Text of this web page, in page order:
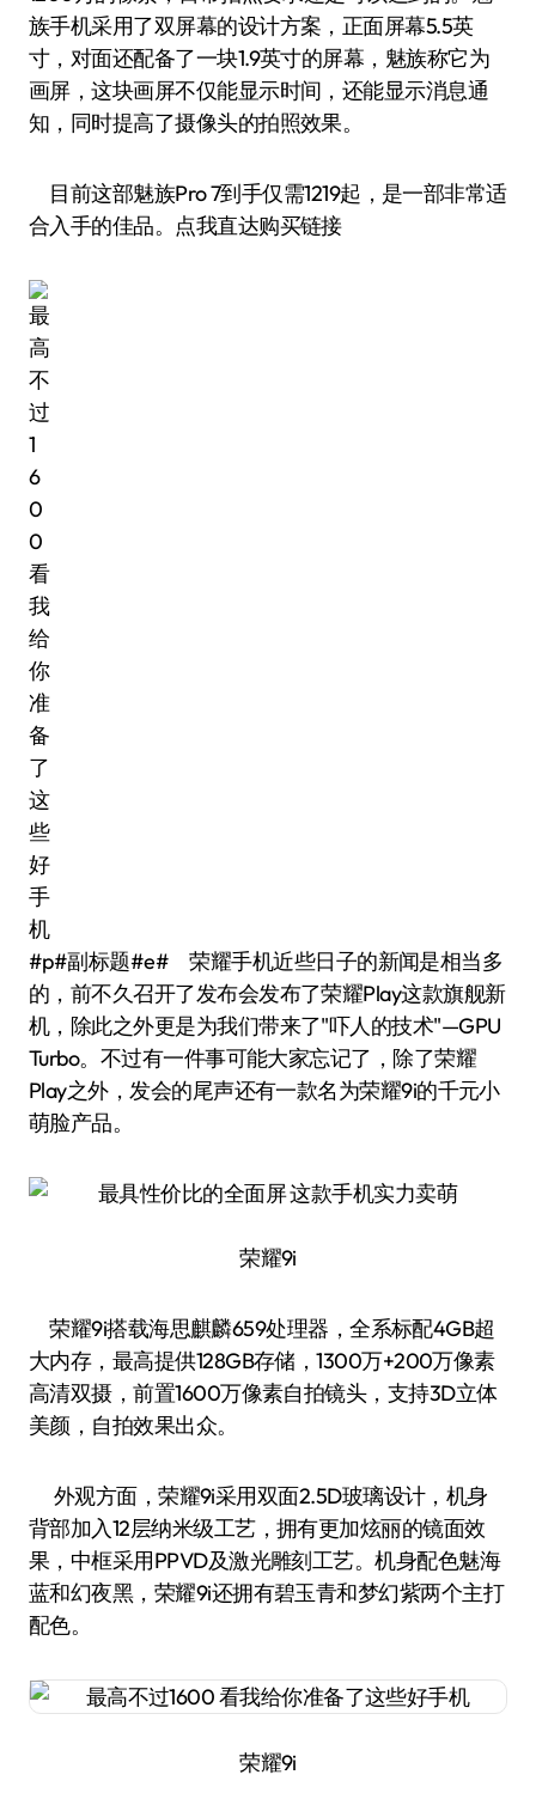
族手机采用了双屏幕的设计方案，正面屏幕5.5英
寸，对面还配备了一块1.9英寸的屏幕，魅族称它为
画屏，这块画屏不仅能显示时间，还能显示消息通
知，同时提高了摄像头的拍照效果。
目前这部魅族Pro 7到手仅需1219起，是一部非常适
合入手的佳品。点我直达购买链接
#p#副标题#e# 荣耀手机近些日子的新闻是相当多
的，前不久召开了发布会发布了荣耀Play这款旗舰新
机，除此之外更是为我们带来了"吓人的技术"—GPU
Turbo。不过有一件事可能大家忘记了，除了荣耀
Play之外，发会的尾声还有一款名为荣耀9i的千元小
萌脸产品。
荣耀9i
荣耀9i搭载海思麒麟659处理器，全系标配4GB超
大内存，最高提供128GB存储，1300万+200万像素
高清双摄，前置1600万像素自拍镜头，支持3D立体
美颜，自拍效果出众。
外观方面，荣耀9i采用双面2.5D玻璃设计，机身
背部加入12层纳米级工艺，拥有更加炫丽的镜面效
果，中框采用PPVD及激光雕刻工艺。机身配色魅海
蓝和幻夜黑，荣耀9i还拥有碧玉青和梦幻紫两个主打
配色。
荣耀9i